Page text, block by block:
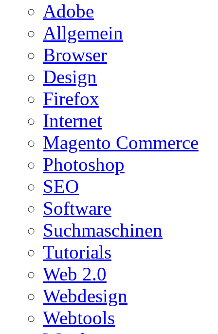
Adobe
Allgemein
Browser
Design
Firefox
Internet
Magento Commerce
Photoshop
SEO
Software
Suchmaschinen
Tutorials
Web 2.0
Webdesign
Webtools